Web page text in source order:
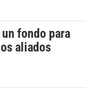
fondo para
aliados